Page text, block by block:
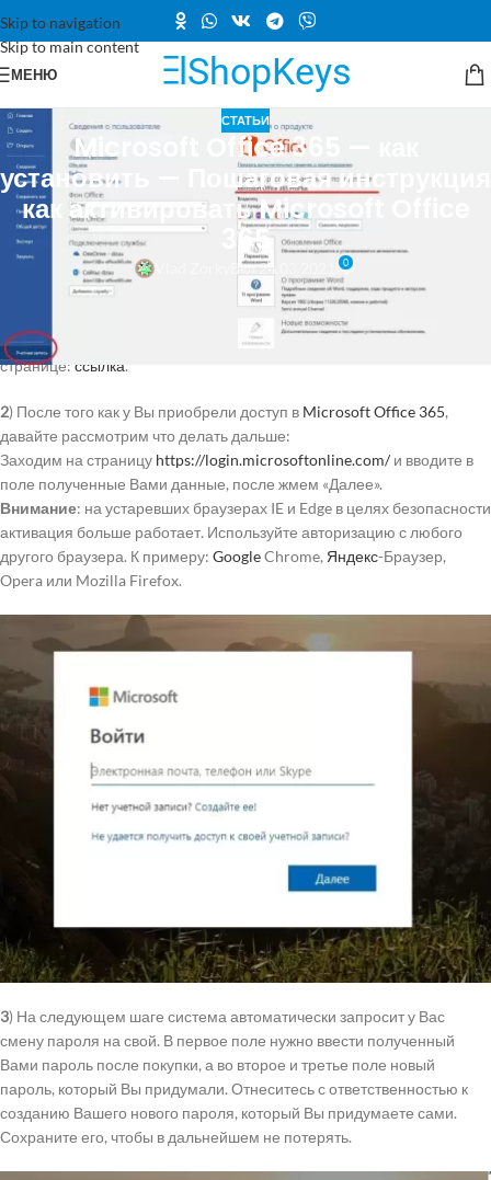
Skip to navigation
Skip to main content
МЕНЮ
СТАТЬИ
Microsoft Office 365 — как
установить — Пошаговая инструкция
как активировать Microsoft Office
365
Вкл 24.03.2021 0
) Первое, что нужно сделать — это приобрести доступ в Microsoft
Office 365 для активации его на официальном сайте Microsoft, если
Вы это еще не сделали, можете приобрести на следующей
странице: ссылка.
2) После того как у Вы приобрели доступ в MicrosoftOffice 365,
давайте рассмотрим что делать дальше:
Заходим на страницу https://login.microsoftonline.com/и вводите в
поле полученные Вами данные, после жмем «Далее».
Внимание: на устаревших браузерах IE и Edge в целях безопасности
активация больше работает. Используйте авторизацию с любого
другого браузера. К примеру: GoogleChrome, Яндекс-Браузер,
Opera или Mozilla Firefox.
3) На следующем шаге система автоматически запросит у Вас
смену пароля на свой. В первое поле нужно ввести полученный
Вами пароль после покупки, а во второе и третье поле новый
пароль, который Вы придумали. Отнеситесь с ответственностью к
созданию Вашего нового пароля, который Вы придумаете сами.
Сохраните его, чтобы в дальнейшем не потерять.